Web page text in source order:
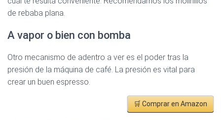
de rebaba plana.
A vapor o bien con bomba
Otro mecanismo de adentro a ver es el poder tras la
presión de la máquina de café. La presión es vital para
crear un buen espresso.
🛒 Comprar en Amazon